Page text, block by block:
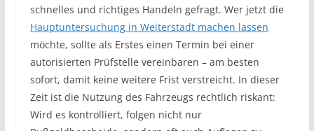
schnelles und richtiges Handeln gefragt. Wer jetzt die
Hauptuntersuchung in Weiterstadt machen lassen
möchte, sollte als Erstes einen Termin bei einer
autorisierten Prüfstelle vereinbaren – am besten
sofort, damit keine weitere Frist verstreicht. In dieser
Zeit ist die Nutzung des Fahrzeugs rechtlich riskant:
Wird es kontrolliert, folgen nicht nur